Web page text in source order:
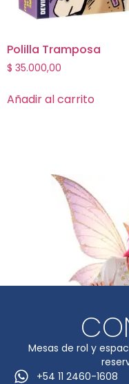
Polilla Tramposa
$ 35.000,00
Añadir al carrito
Mesas de rol y
+54 11 2460-1608